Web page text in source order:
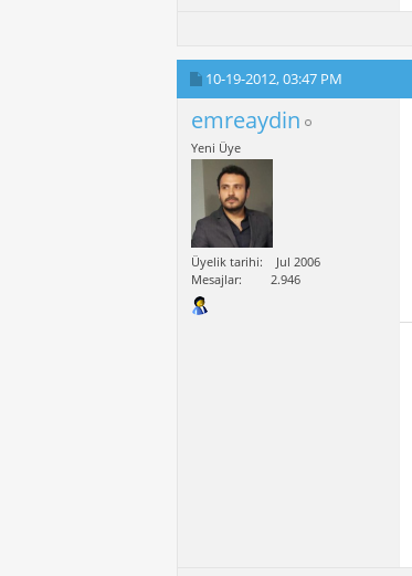
10-19-2012,03:47 PM
emreaydin
Yeni Üye
Üyelik tarihi
Jul 2006
Mesajlar
2.946